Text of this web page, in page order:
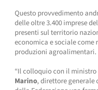
Questo provvedimento
delle oltre 3.400 imprese
presenti sul territorio
economica e sociale come
produzioni agroalimentari.
“Il colloquio con il
Marino, direttore generale